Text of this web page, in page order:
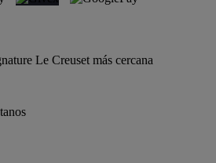
Le Creuset más cercana